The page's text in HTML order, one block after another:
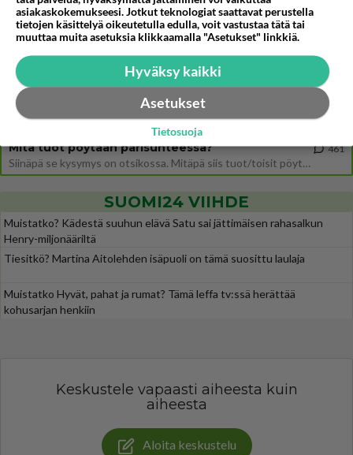
Ernest Lawson täräytti erikoisen heiton TTK-lehdistötilaisuudessa: " Onko tässä tarkoituksena...?"
614
TTK tulee taas tänä syksynä. Ohjelman uudet tähtioppilaat julkistetaan torstaina 6. elokuuta klo 14 alkavassa lehdistö
Mitä tuot pöytään parisuhteessa?
Siinäpä se kysymys on otsikossa. Mitäpä siis tuot/toisit pöytään parisuhteessa? Oletko mies vai nainen? Koetko sen mitä
461
SUOMI24 VIIHDE
Muistatko? Kädestä suuhun elävä Satu sai jättimäisen rahasalkun
Henry-miljonääriltä
Tiesitkö? Martina Aitolehden isäpuoli on tämä suosittu laulaja
Muistatko Hyvät, pahat ja rumat? Tämä leffa tv:ssä herättää
kohusarjan henkiin
Keskustele vapaasti aiheesta kuin
aiheesta
Aloita keskustelu
asiakaskokemukseesi. Jotkut teknologiat saattavat perustella
tietojen käsittelyä oikeutetulla edulla, voit vastustaa tätä tai
muuttaa muita asetuksia klikkaamalla "Asetukset" linkkiä.
Hyväksy kaikki
Asetukset
Tietosuoja